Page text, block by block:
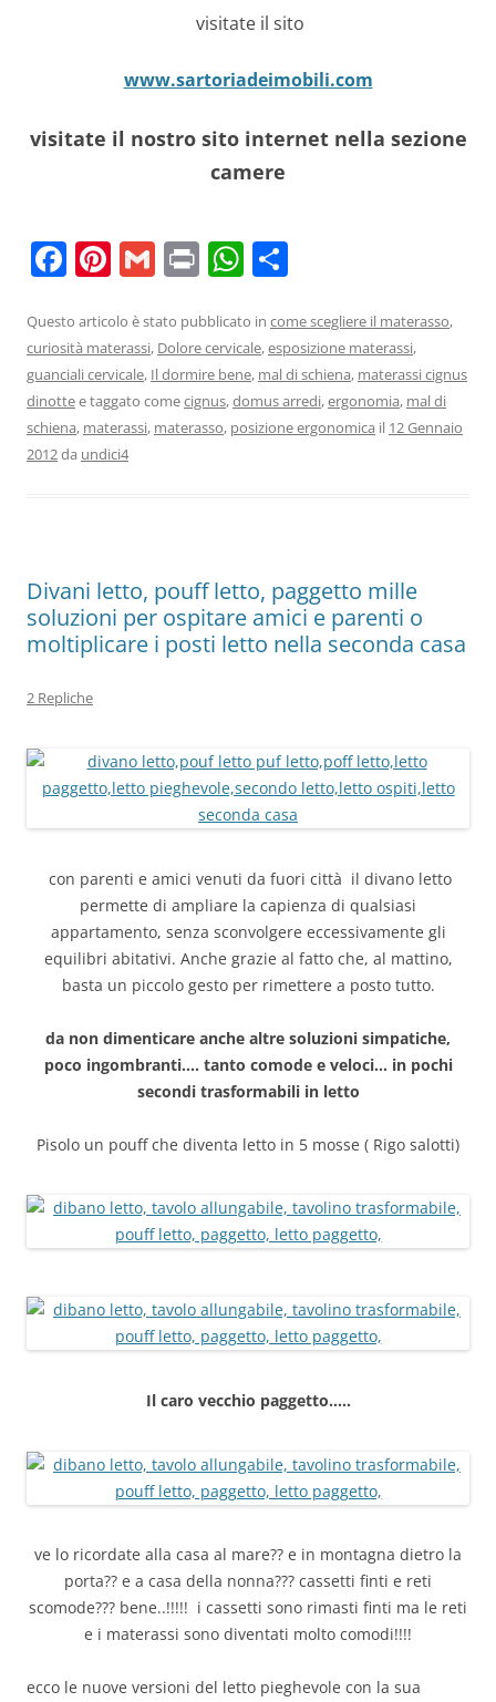
visitate il sito
www.sartoriadeimobili.com
visitate il nostro sito internet nella sezione
camere
F
c
e
b
o
o
Pi
er
e
st
G
ai
l
Pr
t
W
at
s
A
p
n
di
vi
di
Questo articolo è stato pubblicato in come scegliere il materasso,
curiosità materassi, Dolore cervicale,esposizione materassi,
guanciali cervicale, Il dormire bene, mal di schiena, materassi cignus
dinottee taggato comecignus,domus arredi,ergonomia, mal di
schiena, materassi, materasso, posizione ergonomica il 12 Gennaio
2012da undici4
Divani letto, pouff letto, paggetto mille
soluzioni per ospitare amici e parenti o
moltiplicare i posti letto nella seconda casa
2 Repliche
con parenti e amici venuti da fuori città il divano letto
permette di ampliare la capienza di qualsiasi
appartamento, senza sconvolgere eccessivamente gli
equilibri abitativi. Anche grazie al fatto che, al mattino,
basta un piccolo gesto per rimettere a posto tutto.
da non dimenticare anche altre soluzioni simpatiche,
poco ingombranti…. tanto comode e veloci… in pochi
secondi trasformabili in letto
Pisolo un pouff che diventa letto in 5 mosse ( Rigo salotti)
Il caro vecchio paggetto…..
ve lo ricordate alla casa al mare?? e in montagna dietro la
porta?? e a casa della nonna??? cassetti finti e reti
scomode??? bene..!!!!! i cassetti sono rimasti finti ma le reti
e i materassi sono diventati molto comodi!!!!
ecco le nuove versioni del letto pieghevole con la sua